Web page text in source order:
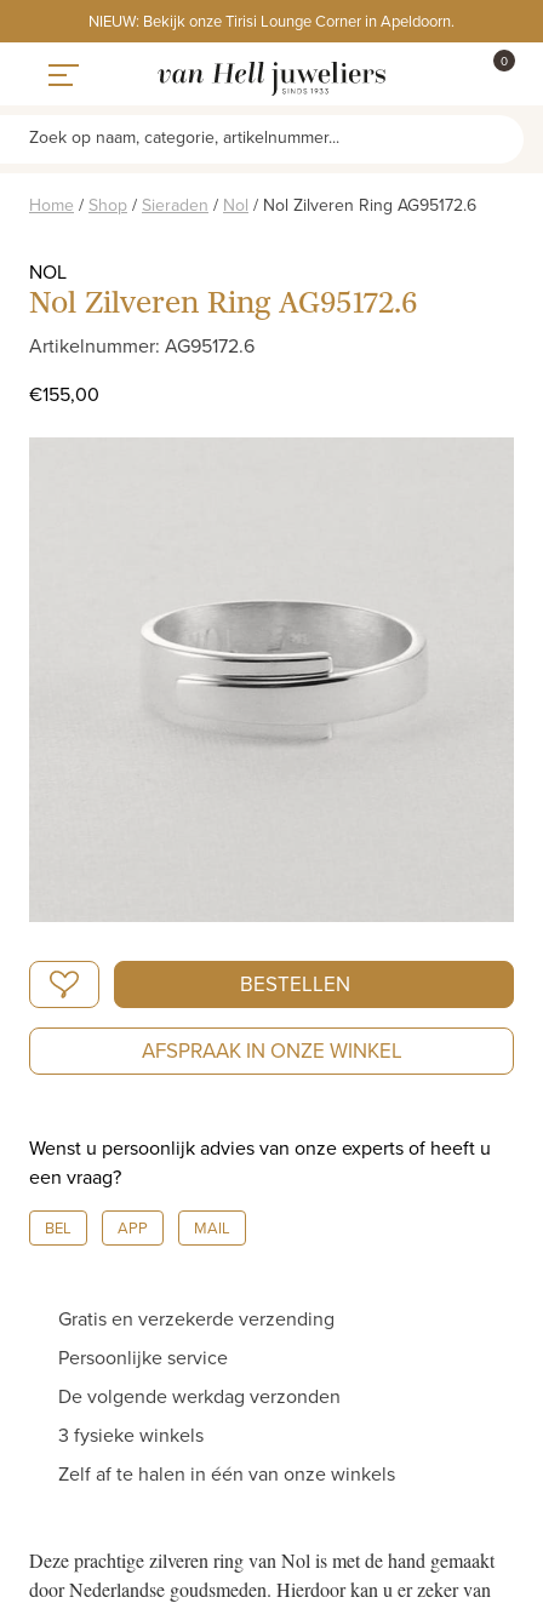
to
content
NIEUW: Bekijk onze Tirisi Lounge Corner in Apeldoorn.
0
Zoek op naam, categorie, artikelnummer...
Home / Shop / Sieraden / Nol / Nol Zilveren Ring AG95172.6
NOL
Nol Zilveren Ring AG95172.6
Artikelnummer: AG95172.6
€155,00
Nol
Zilveren
Ring
AG95172.6
BESTELLEN
AFSPRAAK IN ONZE WINKEL
Wenst u persoonlijk advies van onze experts of heeft u
een vraag?
BEL APP MAIL
Gratis en verzekerde verzending
Persoonlijke service
De volgende werkdag verzonden
3 fysieke winkels
Zelf af te halen in één van onze winkels
Deze prachtige zilveren ring van Nol is met de hand gemaakt
door Nederlandse goudsmeden. Hierdoor kan u er zeker van